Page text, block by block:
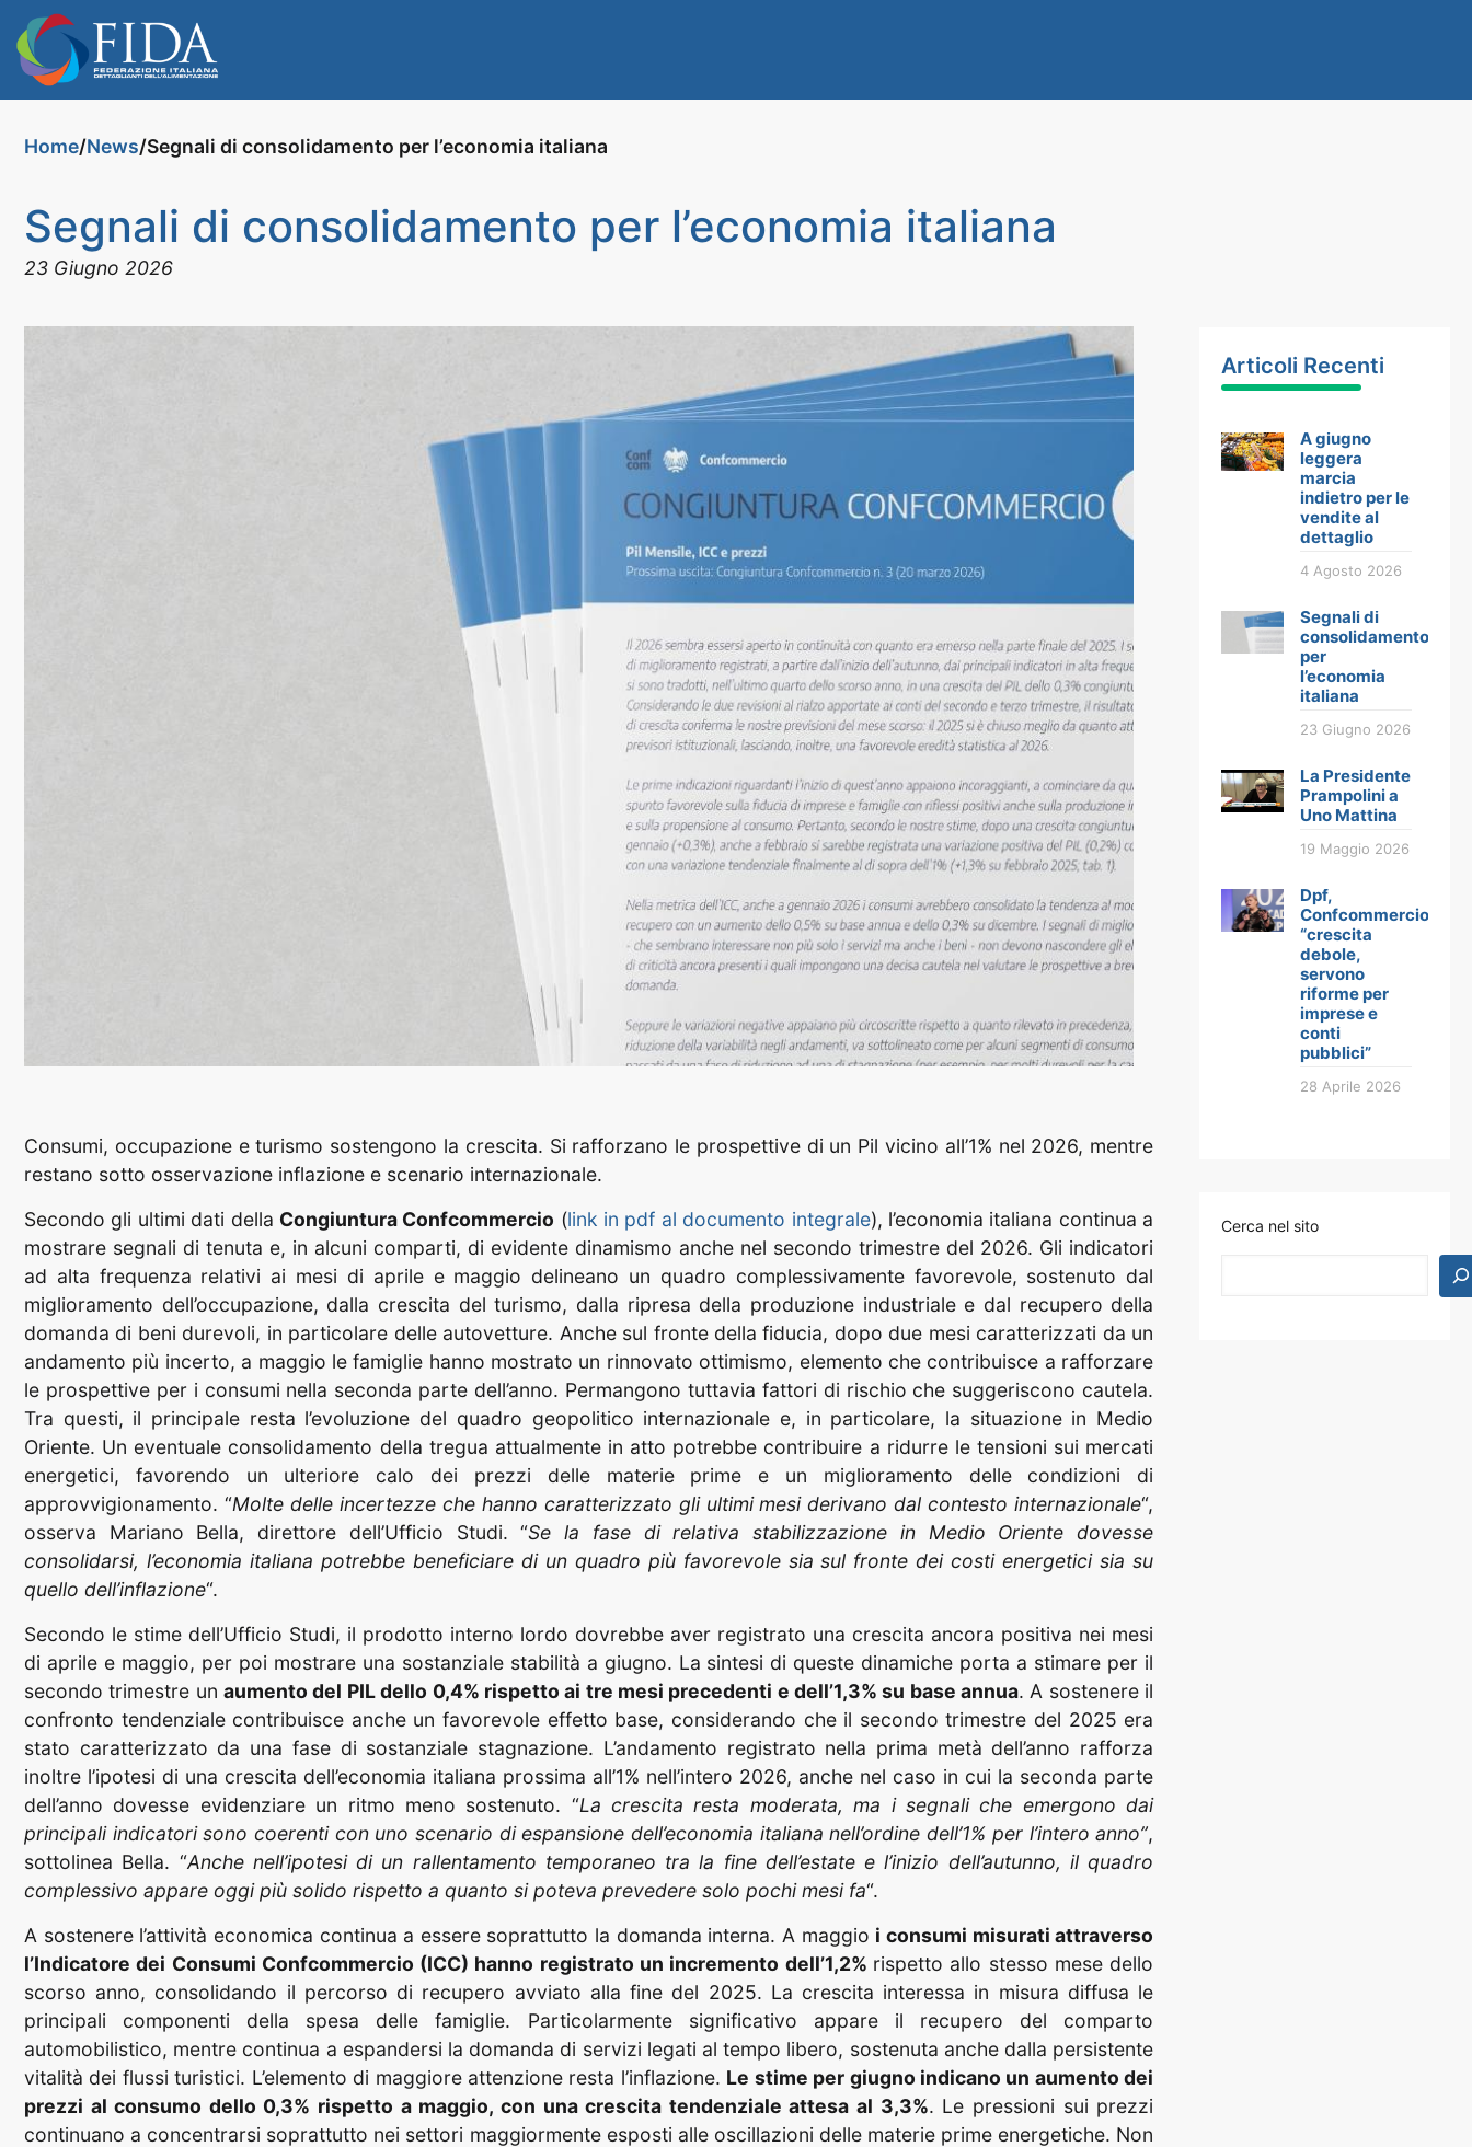
Home/News/Segnali di consolidamento per l’economia italiana
Segnali di consolidamento per l’economia italiana
23 Giugno 2026
Consumi, occupazione e turismo sostengono la crescita. Si rafforzano le prospettive di un Pil vicino all’1% nel 2026, mentre
restano sotto osservazione inflazione e scenario internazionale.
Secondo gli ultimi dati della Congiuntura Confcommercio (link in pdf al documento integrale), l’economia italiana continua a
mostrare segnali di tenuta e, in alcuni comparti, di evidente dinamismo anche nel secondo trimestre del 2026. Gli indicatori
ad alta frequenza relativi ai mesi di aprile e maggio delineano un quadro complessivamente favorevole, sostenuto dal
miglioramento dell’occupazione, dalla crescita del turismo, dalla ripresa della produzione industriale e dal recupero della
domanda di beni durevoli, in particolare delle autovetture. Anche sul fronte della fiducia, dopo due mesi caratterizzati da un
andamento più incerto, a maggio le famiglie hanno mostrato un rinnovato ottimismo, elemento che contribuisce a rafforzare
le prospettive per i consumi nella seconda parte dell’anno. Permangono tuttavia fattori di rischio che suggeriscono cautela.
Tra questi, il principale resta l’evoluzione del quadro geopolitico internazionale e, in particolare, la situazione in Medio
Oriente. Un eventuale consolidamento della tregua attualmente in atto potrebbe contribuire a ridurre le tensioni sui mercati
energetici, favorendo un ulteriore calo dei prezzi delle materie prime e un miglioramento delle condizioni di
approvvigionamento. “Molte delle incertezze che hanno caratterizzato gli ultimi mesi derivano dal contesto internazionale“,
osserva Mariano Bella, direttore dell’Ufficio Studi. “Se la fase di relativa stabilizzazione in Medio Oriente dovesse
consolidarsi, l’economia italiana potrebbe beneficiare di un quadro più favorevole sia sul fronte dei costi energetici sia su
quello dell’inflazione“.
Secondo le stime dell’Ufficio Studi, il prodotto interno lordo dovrebbe aver registrato una crescita ancora positiva nei mesi
di aprile e maggio, per poi mostrare una sostanziale stabilità a giugno. La sintesi di queste dinamiche porta a stimare per il
secondo trimestre unaumento del PIL dello 0,4% rispetto ai tre mesi precedenti e dell’1,3% su base annua. A sostenere il
confronto tendenziale contribuisce anche un favorevole effetto base, considerando che il secondo trimestre del 2025 era
stato caratterizzato da una fase di sostanziale stagnazione. L’andamento registrato nella prima metà dell’anno rafforza
inoltre l’ipotesi di una crescita dell’economia italiana prossima all’1% nell’intero 2026, anche nel caso in cui la seconda parte
dell’anno dovesse evidenziare un ritmo meno sostenuto. “La crescita resta moderata, ma i segnali che emergono dai
principali indicatori sono coerenti con uno scenario di espansione dell’economia italiana nell’ordine dell’1% per l’intero anno”,
sottolinea Bella. “Anche nell’ipotesi di un rallentamento temporaneo tra la fine dell’estate e l’inizio dell’autunno, il quadro
complessivo appare oggi più solido rispetto a quanto si poteva prevedere solo pochi mesi fa“.
A sostenere l’attività economica continua a essere soprattutto la domanda interna. A maggio i consumi misurati attraverso
l’Indicatore dei Consumi Confcommercio (ICC) hanno registrato un incremento dell’1,2% rispetto allo stesso mese dello
scorso anno, consolidando il percorso di recupero avviato alla fine del 2025. La crescita interessa in misura diffusa le
principali componenti della spesa delle famiglie. Particolarmente significativo appare il recupero del comparto
automobilistico, mentre continua a espandersi la domanda di servizi legati al tempo libero, sostenuta anche dalla persistente
vitalità dei flussi turistici. L’elemento di maggiore attenzione resta l’inflazione. Le stime per giugno indicano un aumento dei
prezzi al consumo dello 0,3% rispetto a maggio, con una crescita tendenziale attesa al 3,3%. Le pressioni sui prezzi
continuano a concentrarsi soprattutto nei settori maggiormente esposti alle oscillazioni delle materie prime energetiche. Non
Articoli Recenti
A giugno
leggera
marcia
indietro per le
vendite al
dettaglio
4 Agosto 2026
Segnali di
consolidamento
per
l’economia
italiana
23 Giugno 2026
La Presidente
Prampolini a
Uno Mattina
19 Maggio 2026
Dpf,
Confcommercio:
“crescita
debole,
servono
riforme per
imprese e
conti
pubblici”
28 Aprile 2026
Cerca nel sito